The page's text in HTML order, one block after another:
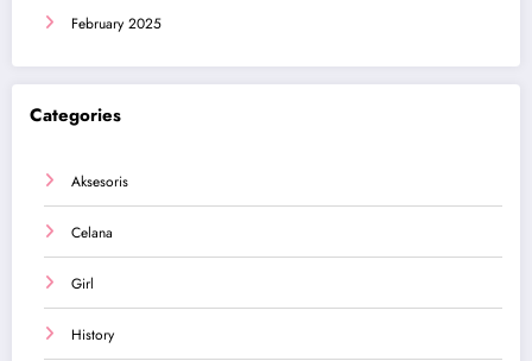
February 2025
Categories
Aksesoris
Celana
Girl
History